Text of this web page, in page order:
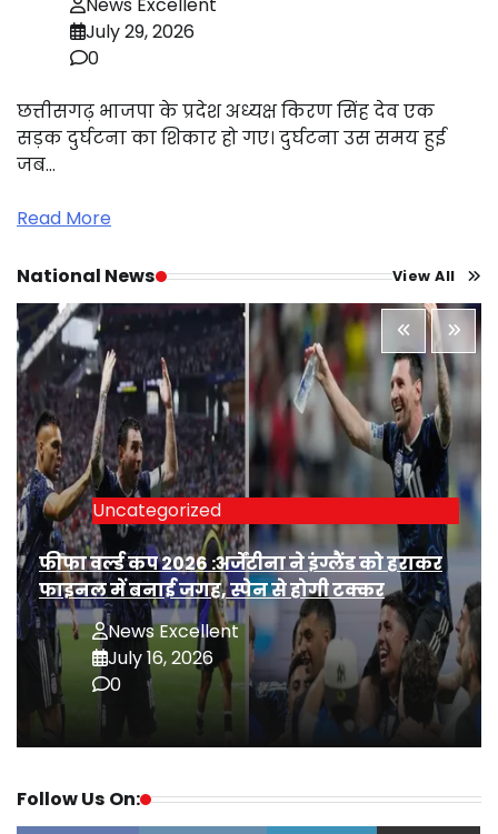
News Excellent
July 29, 2026
0
छत्तीसगढ़ भाजपा के प्रदेश अध्यक्ष किरण सिंह देव एक
सड़क दुर्घटना का शिकार हो गए। दुर्घटना उस समय हुई
जब…
Read More
National News View All
Uncategorized
फीफा वर्ल्ड कप 2026 :अर्जेंटीना ने इंग्लैंड को हराकर
फाइनल में बनाई जगह, स्पेन से होगी टक्कर
News Excellent
July 16, 2026
0
Follow Us On: